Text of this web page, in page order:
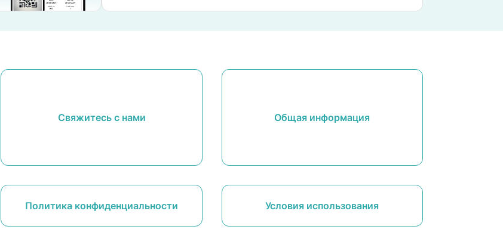
Свяжитесь с нами Общая информация
Политика конфиденциальности Условия использования